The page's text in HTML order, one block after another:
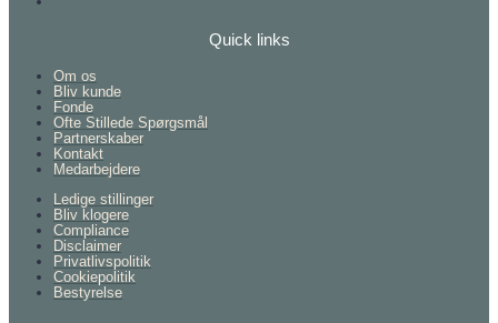
Quick links
Om os
Bliv kunde
Fonde
Ofte Stillede Spørgsmål
Partnerskaber
Kontakt
Medarbejdere
Ledige stillinger
Bliv klogere
Compliance
Disclaimer
Privatlivspolitik
Cookiepolitik
Bestyrelse